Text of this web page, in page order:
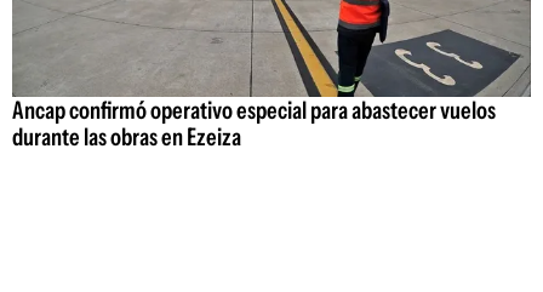
Ancap confirmó operativo especial para abastecer vuelos
durante las obras en Ezeiza